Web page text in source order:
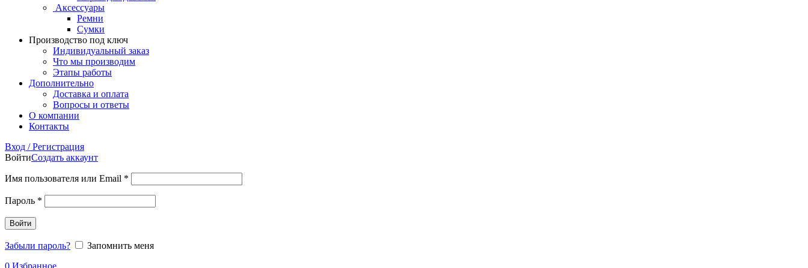
Аксессуары
Ремни
Сумки
Производство под ключ
Индивидуальный заказ
Что мы производим
Этапы работы
Дополнительно
Доставка и оплата
Вопросы и ответы
О компании
Контакты
Вход / Регистрация
ВойтиСоздать аккаунт
Имя пользователя или Email *
Пароль *
Войти
Забыли пароль?
Запомнить меня